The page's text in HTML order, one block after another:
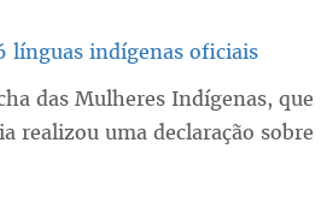
línguas indígenas oficiais
das Mulheres Indígenas, que
realizou uma declaração sobre